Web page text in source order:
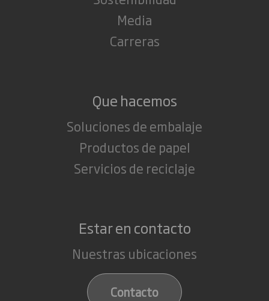
Media
Carreras
Que hacemos
Soluciones de embalaje
Productos de papel
Servicios de reciclaje
Estar en contacto
Nuestras ubicaciones
Contacto